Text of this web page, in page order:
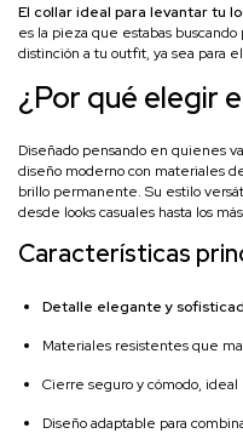
El collar ideal para levantar tu
es la pieza que estabas
distinción a tu outfit, ya sea para
¿Por qué elegir
Diseñado pensando en quienes
diseño moderno con materiales
brillo permanente. Su estilo
desde looks casuales hasta los
Características
Detalle elegante y
Materiales resistentes que
Cierre seguro y cómodo, ideal
Diseño adaptable para